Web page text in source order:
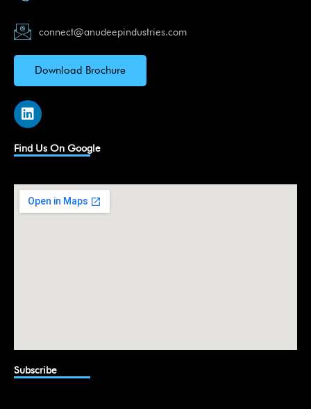
connect@anudeepindustries.com
Download Brochure
L
i
k
e
i
n
Find Us On Google
Subscribe